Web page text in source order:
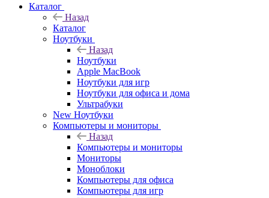
Каталог
Назад
Каталог
Ноутбуки
Назад
Ноутбуки
Apple MacBook
Ноутбуки для игр
Ноутбуки для офиса и дома
Ультрабуки
New Ноутбуки
Компьютеры и мониторы
Назад
Компьютеры и мониторы
Мониторы
Моноблоки
Компьютеры для офиса
Компьютеры для игр